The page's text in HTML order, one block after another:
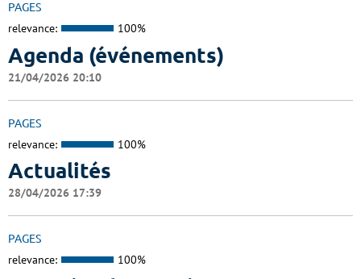
PAGES
relevance: 100%
Agenda (événements)
21/04/2026 20:10
PAGES
relevance: 100%
Actualités
28/04/2026 17:39
PAGES
relevance: 100%